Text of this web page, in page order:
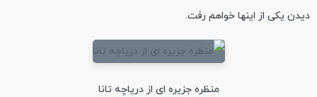
دیدن یکی از اینها خواهم رفت.
منظره جزیره ای از دریاچه تانا